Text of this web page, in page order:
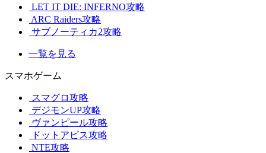
LET IT DIE: INFERNO攻略
ARC Raiders攻略
サブノーティカ2攻略
一覧を見る
スマホゲーム
スマグロ攻略
デジモンUP攻略
ヴァンピール攻略
ドットアビス攻略
NTE攻略